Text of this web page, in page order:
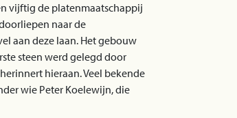
vijftig de platenmaatschappij
naar de
aan deze laan. Het gebouw
steen werd gelegd door
hieraan. Veel bekende
wie Peter Koelewijn, die